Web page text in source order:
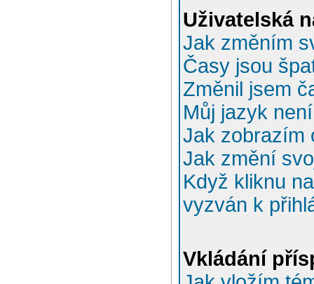
Uživatelská
Jak změním
Časy jsou
Změnil jsem
Můj jazyk
Jak zobrazím
Jak změní
Když kliknu
vyzván k
Vkládání